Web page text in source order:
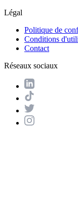
Légal
Politique de
Conditions
Contact
Réseaux sociaux